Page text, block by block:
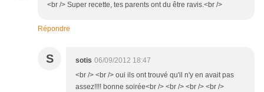
<br /> Super recette, tes parents ont du être ravis.<br />
Répondre
S sotis 06/09/2012 18:47
<br /> <br /> oui ils ont trouvé qu'il n'y en avait pas
assez!!!! bonne soirée<br /> <br /> <br /> <br />